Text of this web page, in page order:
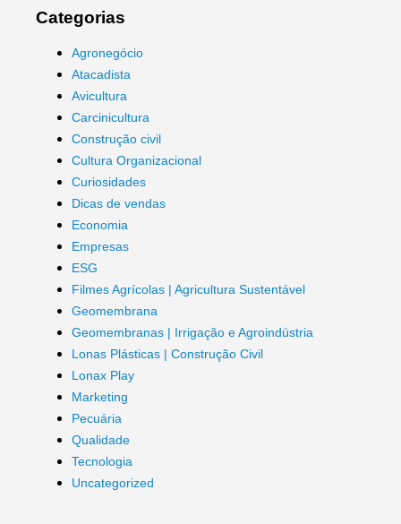
Categorias
Agronegócio
Atacadista
Avicultura
Carcinicultura
Construção civil
Cultura Organizacional
Curiosidades
Dicas de vendas
Economia
Empresas
ESG
Filmes Agrícolas | Agricultura Sustentável
Geomembrana
Geomembranas | Irrigação e Agroindústria
Lonas Plásticas | Construção Civil
Lonax Play
Marketing
Pecuária
Qualidade
Tecnologia
Uncategorized